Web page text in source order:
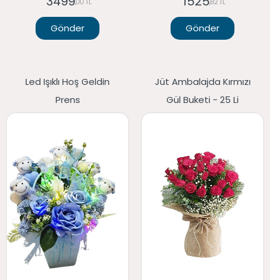
Gönder Gönder
Led Işıklı Hoş Geldin
Prens
Jüt Ambalajda Kırmızı
Gül Buketi - 25 Li